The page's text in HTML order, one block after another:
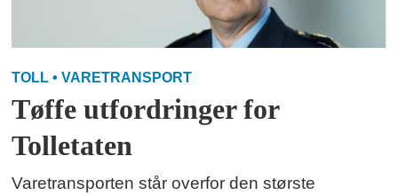
TOLL • VARETRANSPORT
Tøffe utfordringer for
Tolletaten
Varetransporten står overfor den største